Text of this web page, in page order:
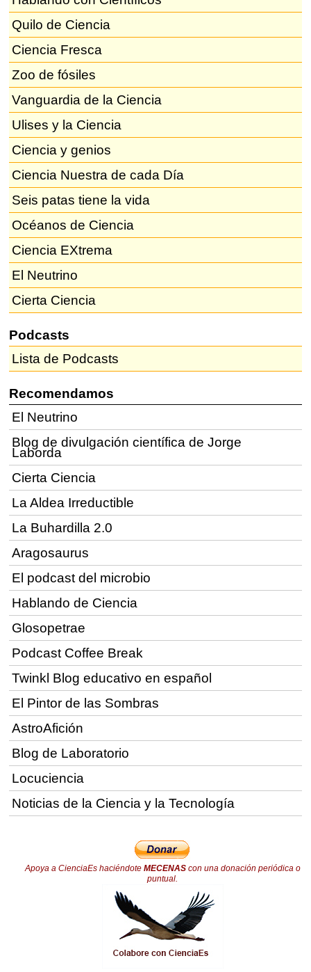
Quilo de Ciencia
Ciencia Fresca
Zoo de fósiles
Vanguardia de la Ciencia
Ulises y la Ciencia
Ciencia y genios
Ciencia Nuestra de cada Día
Seis patas tiene la vida
Océanos de Ciencia
Ciencia EXtrema
El Neutrino
Cierta Ciencia
Podcasts
Lista de Podcasts
Recomendamos
El Neutrino
Blog de divulgación científica de Jorge
Laborda
Cierta Ciencia
La Aldea Irreductible
La Buhardilla 2.0
Aragosaurus
El podcast del microbio
Hablando de Ciencia
Glosopetrae
Podcast Coffee Break
Twinkl Blog educativo en español
El Pintor de las Sombras
AstroAfición
Blog de Laboratorio
Locuciencia
Noticias de la Ciencia y la Tecnología
Apoya a CienciaEs haciéndote MECENAScon una donación periódica o
puntual.